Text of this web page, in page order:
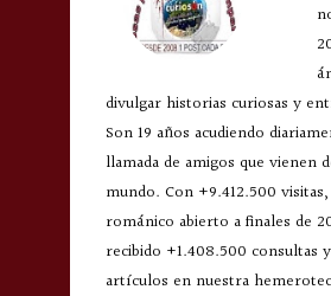
divulgar historias curiosas y
Son 19 años acudiendo
llamada de amigos que vienen
mundo. Con +9.412.500
románico abierto a finales de
recibido +1.408.500 consultas
artículos en nuestra